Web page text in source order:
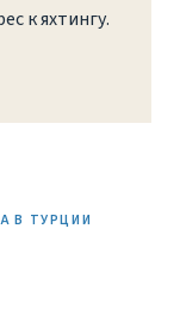
к яхтингу.
В ТУРЦИИ